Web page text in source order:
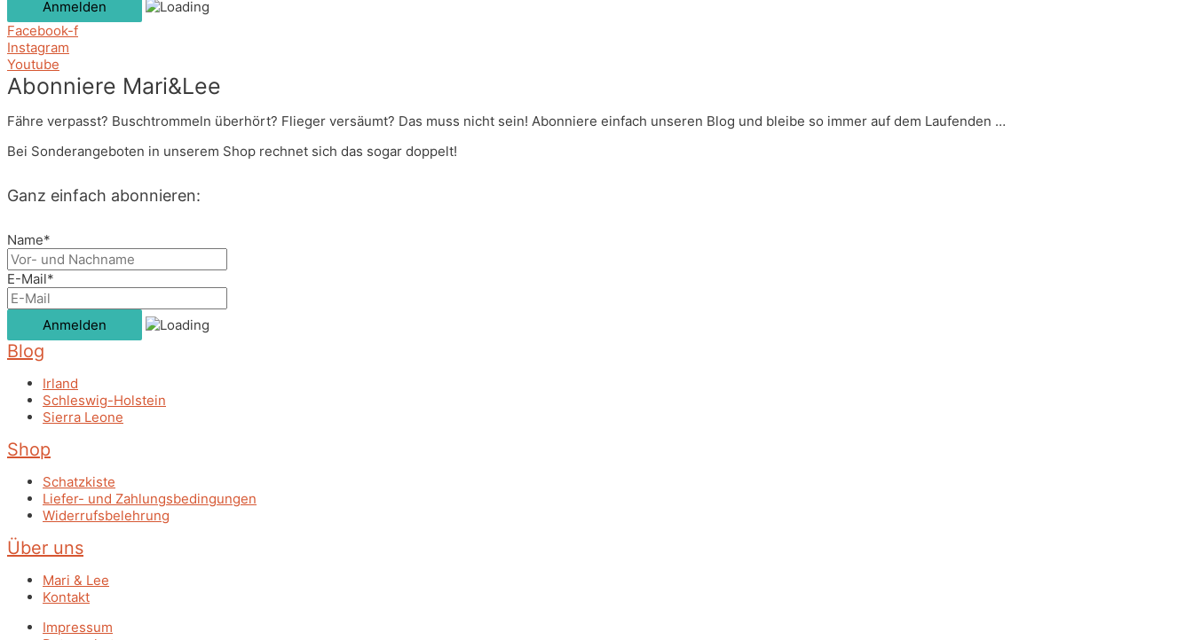
Facebook-f
Instagram
Youtube
Abonniere Mari&Lee
Fähre verpasst? Buschtrommeln überhört? Flieger versäumt? Das muss nicht sein! Abonniere einfach unseren Blog und bleibe so immer auf dem Laufenden …
Bei Sonderangeboten in unserem Shop rechnet sich das sogar doppelt!
Ganz einfach abonnieren:
Name*
E-Mail*
Blog
Irland
Schleswig-Holstein
Sierra Leone
Shop
Schatzkiste
Liefer- und Zahlungsbedingungen
Widerrufsbelehrung
Über uns
Mari & Lee
Kontakt
Impressum